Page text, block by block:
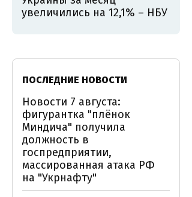
увеличились на 12,1% – НБУ
ПОСЛЕДНИЕ НОВОСТИ
Новости 7 августа:
фигурантка "плёнок
Миндича" получила
должность в
госпредприятии,
массированная атака РФ
на "Укрнафту"